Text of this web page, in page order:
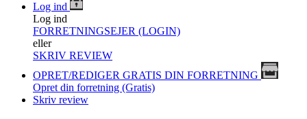
Log ind
Log ind
FORRETNINGSEJER (LOGIN)
eller
SKRIV REVIEW
OPRET/REDIGER GRATIS DIN FORRETNING
Opret din forretning (Gratis)
Skriv review